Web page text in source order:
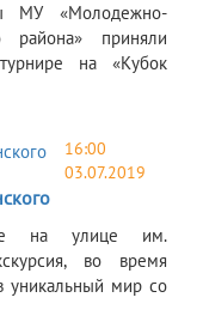
МУ «Молодежно-
района» приняли
на «Кубок
16:00
03.07.2019
на улице им.
во время
уникальный мир со